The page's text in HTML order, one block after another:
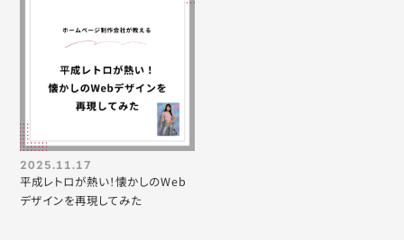
2025.11.17
平成レトロが熱い！懐かしのWeb
デザインを再現してみた